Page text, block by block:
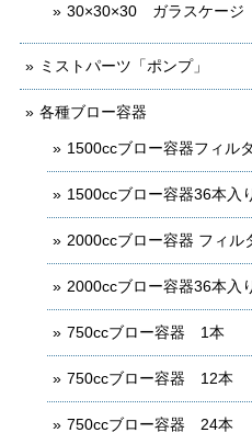
30×30×30 ガラスケージ
ミストパーツ「ポンプ」
各種ブロー容器
1500ccブロー容器フィル
1500ccブロー容器36本入
2000ccブロー容器 フィル
2000ccブロー容器36本入
750ccブロー容器 1本
750ccブロー容器 12本
750ccブロー容器 24本